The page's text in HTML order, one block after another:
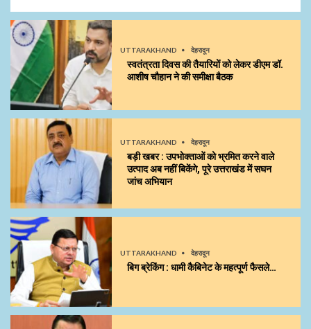
UTTARAKHAND देहरादून
स्वतंत्रता दिवस की तैयारियों को लेकर डीएम डॉ.
आशीष चौहान ने की समीक्षा बैठक
UTTARAKHAND देहरादून
बड़ी खबर : उपभोक्ताओं को भ्रमित करने वाले
उत्पाद अब नहीं बिकेंगे, पूरे उत्तराखंड में सघन
जांच अभियान
UTTARAKHAND देहरादून
बिग ब्रेकिंग : धामी कैबिनेट के महत्पूर्ण फैसले…